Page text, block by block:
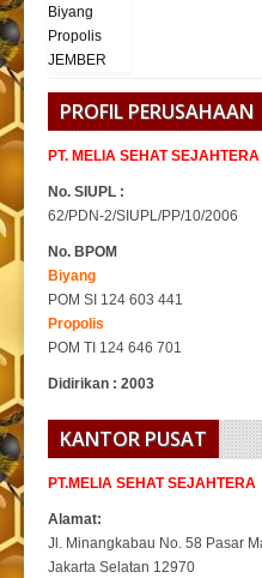
PROFIL PERUSAHAAN
PT. MELIA SEHAT SEJAHTERA
No. SIUPL :
62/PDN-2/SIUPL/PP/10/2006
No. BPOM
Biyang
POM SI 124 603 441
Propolis
POM TI 124 646 701
Didirikan : 2003
KANTOR PUSAT
PT.MELIA SEHAT SEJAHTERA
Alamat:
Jl. Minangkabau No. 58 Pasar
Jakarta Selatan 12970